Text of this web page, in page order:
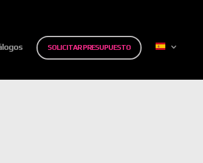
SOLICITAR PRESUPUESTO